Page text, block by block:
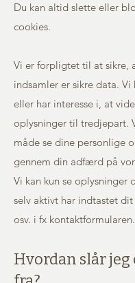
Du kan altid slette eller
cookies.
Vi er forpligtet til at sikre,
indsamler er sikre data. Vi
eller har interesse i, at
oplysninger til tredjepart.
måde se dine personlige
gennem din adfærd på
Vi kan kun se oplysninger
selv aktivt har indtastet
osv. i fx kontaktformularen.
Hvordan slår jeg